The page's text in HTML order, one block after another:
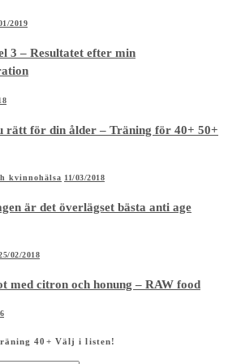
2019
3 – Resultatet efter min
rätt för din ålder – Träning för 40+ 50+
kvinnohälsa 11/03/2018
är det överlägset bästa anti age
02/2018
med citron och honung – RAW food
40+ Välj i listen!